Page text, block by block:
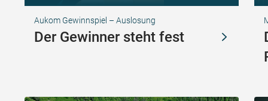
Aukom Gewinnspiel – Auslosung
Der Gewinner steht fest